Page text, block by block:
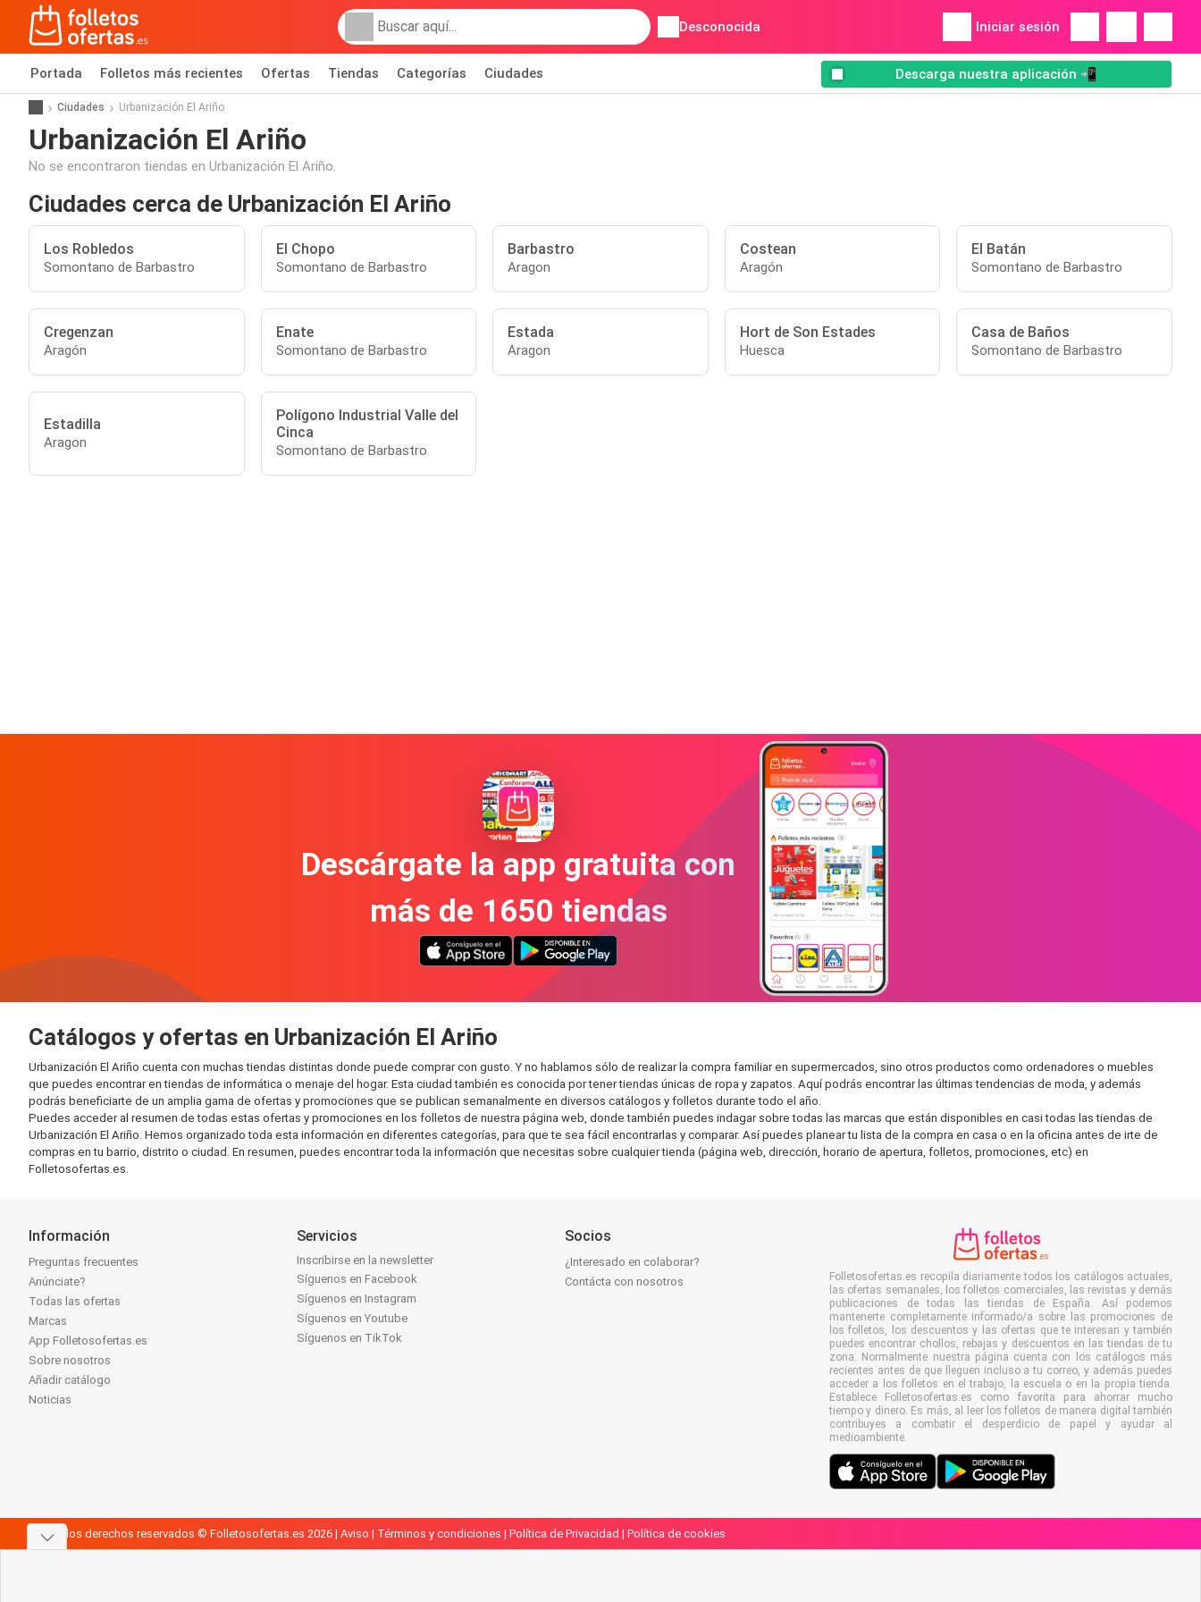
Desconocida Iniciar sesión
Portada Folletos más recientes Ofertas Tiendas Categorías Ciudades Descarga nuestra aplicación 📲
Ciudades Urbanización El Ariño
Urbanización El Ariño
No se encontraron tiendas en Urbanización El Ariño.
Ciudades cerca de Urbanización El Ariño
Los Robledos
Somontano de Barbastro
El Chopo
Somontano de Barbastro
Barbastro
Aragon
Costean
Aragón
El Batán
Somontano de Barbastro
Cregenzan
Aragón
Enate
Somontano de Barbastro
Estada
Aragon
Hort de Son Estades
Huesca
Casa de Baños
Somontano de Barbastro
Estadilla
Aragon
Polígono Industrial Valle del
Cinca
Somontano de Barbastro
Descárgate la app gratuita con
más de 1650 tiendas
Catálogos y ofertas en Urbanización El Ariño
Urbanización El Ariño cuenta con muchas tiendas distintas donde puede comprar con gusto. Y no hablamos sólo de realizar la compra familiar en supermercados, sino otros productos como ordenadores o muebles
que puedes encontrar en tiendas de informática o menaje del hogar. Esta ciudad también es conocida por tener tiendas únicas de ropa y zapatos. Aquí podrás encontrar las últimas tendencias de moda, y además
podrás beneficiarte de un amplia gama de ofertas y promociones que se publican semanalmente en diversos catálogos y folletos durante todo el año.
Puedes acceder al resumen de todas estas ofertas y promociones en los folletos de nuestra página web, donde también puedes indagar sobre todas las marcas que están disponibles en casi todas las tiendas de
Urbanización El Ariño. Hemos organizado toda esta información en diferentes categorías, para que te sea fácil encontrarlas y comparar. Así puedes planear tu lista de la compra en casa o en la oficina antes de irte de
compras en tu barrio, distrito o ciudad. En resumen, puedes encontrar toda la información que necesitas sobre cualquier tienda (página web, dirección, horario de apertura, folletos, promociones, etc) en
Folletosofertas.es.
Información
Preguntas frecuentes
Anúnciate?
Todas las ofertas
Marcas
App Folletosofertas.es
Sobre nosotros
Añadir catálogo
Noticias
Servicios
Inscribirse en la newsletter
Síguenos en Facebook
Síguenos en Instagram
Síguenos en Youtube
Síguenos en TikTok
Socios
¿Interesado en colaborar?
Contácta con nosotros
Folletosofertas.es recopila diariamente todos los catálogos actuales,
las ofertas semanales, los folletos comerciales, las revistas y demás
publicaciones de todas las tiendas de España. Así podemos
mantenerte completamente informado/a sobre las promociones de
los folletos, los descuentos y las ofertas que te interesan y también
puedes encontrar chollos, rebajas y descuentos en las tiendas de tu
zona. Normalmente nuestra página cuenta con los catálogos más
recientes antes de que lleguen incluso a tu correo, y además puedes
acceder a los folletos en el trabajo, la escuela o en la propia tienda.
Establece Folletosofertas.es como favorita para ahorrar mucho
tiempo y dinero. Es más, al leer los folletos de manera digital también
contribuyes a combatir el desperdicio de papel y ayudar al
medioambiente.
Todos los derechos reservados © Folletosofertas.es 2026 | Aviso | Términos y condiciones | Política de Privacidad | Política de cookies